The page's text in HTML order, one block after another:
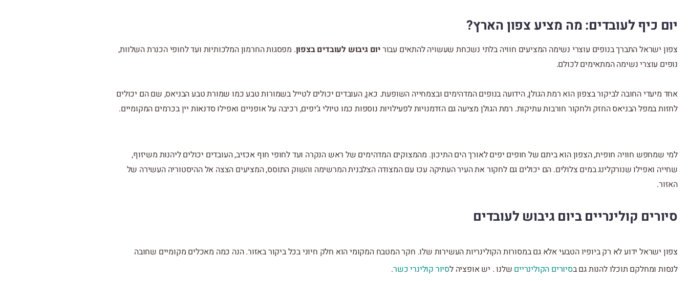
יום כיף לעובדים: מה מציע צפון הארץ?
צפון ישראל התברך בנופים עוצרי נשימה המציעים חוויה בלתי נשכחת שעשויה להתאים עבוריום גיבוש לעובדים בצפון. מפסגות החרמון המלכותיות ועד לחופי הכנרת השלוות,
נופים עוצרי נשימה המתאימים לכולם.
אחד מיעדי החובה לביקור בצפון הוא רמת הגולן,הידועה בנופים המדהימים ובצמחייה השופעת. כאן,העובדים יכולים לטייל בשמורות טבע כמו שמורת טבע הבניאס, שם הם יכולים
לחזות במפל הבניאס החזק ולחקור חורבות עתיקות. רמת הגולן מציעה גם הזדמנויות לפעילויות נוספות כמו טיולי ג‘יפים, רכיבה על אופניים ואפילו סדנאות יין בכרמים המקומיים.
למי שמחפש חוויה חופית,הצפון הוא ביתם של חופים יפים לאורך הים התיכון. מהמצוקים המדהימים של ראש הנקרה ועד לחופי חוף אכזיב,העובדים יכולים ליהנות משיזוף,
שחייה ואפילו שנורקלינג במים צלולים. הם יכולים גם לחקור את העיר העתיקה עכו עם המצודה הצלבנית המרשימה והשוק התוסס,המציעים הצצה אל ההיסטוריה העשירה של
האזור.
סיורים קולינריים ביום גיבוש לעובדים
צפון ישראל ידוע לא רק ביופיו הטבעי אלא גם במסורות הקולינריות העשירות שלו. חקר המטבח המקומי הוא חלק חיוני בכל ביקור באזור. הנה כמה מאכלים מקומיים שחובה
לנסות ומחלקם תוכלו להנות גם בסיורים הקולינריים שלנו . יש אופציה לסיור קולינרי כשר.